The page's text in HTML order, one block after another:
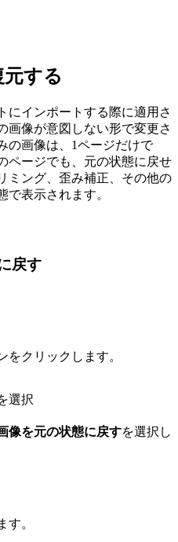
する
にインポートする際に適用さ
画像が意図しない形で変更さ
の画像は、1ページだけで
ページでも、元の状態に戻せ
ミング、歪み補正、その他の
で表示されます。
戻す
をクリックします。
選択
像を元の状態に戻すを選択し
す。